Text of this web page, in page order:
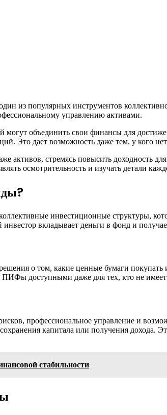
из популярных инструментов
управлению активами.
объединить свои финансы для
Это дает возможность даже тем, у кого
стремясь повысить доходность для
осмотрительность и изучать детали
инвестиционные структуры,
вкладывает деньги в фонд и
о том, какие ценные бумаги
доступными даже для тех, кто не
профессиональное управление и
капитала или получения
стабильности